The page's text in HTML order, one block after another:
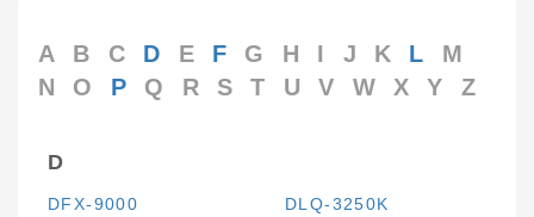
A B C D E F G H I J K L
M
N
O P Q R S T U V W X Y Z
D
DFX-9000
DLQ-3250K